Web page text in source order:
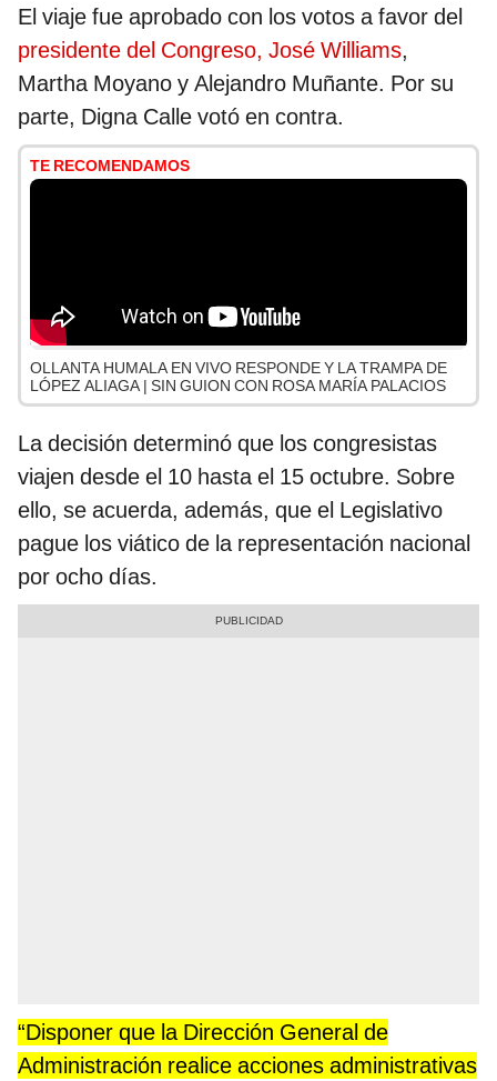
El viaje fue aprobado con los votos a favor del
presidente del Congreso, José Williams,
Martha Moyano y Alejandro Muñante. Por su
parte, Digna Calle votó en contra.
TE RECOMENDAMOS
OLLANTA HUMALA EN VIVO RESPONDE Y LA TRAMPA DE
LÓPEZ ALIAGA | SIN GUION CON ROSA MARÍA PALACIOS
La decisión determinó que los congresistas
viajen desde el 10 hasta el 15 octubre. Sobre
ello, se acuerda, además, que el Legislativo
pague los viático de la representación nacional
por ocho días.
“Disponer que la Dirección General de
Administración realice acciones administrativas